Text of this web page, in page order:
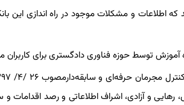
آموزش توسط حوزه فناوری دادگستری برای
و آزادی، اشراف اطلاعاتی و رصد اقدامات و